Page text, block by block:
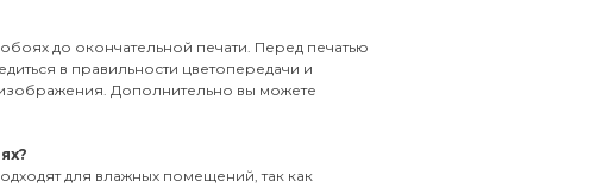
до окончательной печати. Перед печатью
в правильности цветопередачи и
Дополнительно вы можете
для влажных помещений, так как